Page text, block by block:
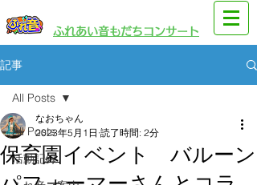
​ふれあい音もだちコンサート
記事
All Posts
活動記録
All Posts
保育園イベント バルーン
なおちゃん
2023年5月1日 読了時間: 2分